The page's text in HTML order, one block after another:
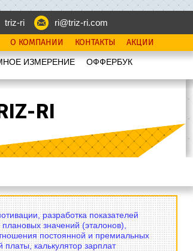
triz-ri ri@triz-ri.com
О КОМПАНИИ КОНТАКТЫ АКЦИИ
ИЗМЕРЕНИЕ OФФЕРБУК
RI
разработка показателей
плановых значений (эталонов),
постоянной и премиальных
платы, калькулятор зарплат